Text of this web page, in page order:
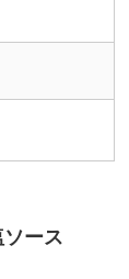
ース